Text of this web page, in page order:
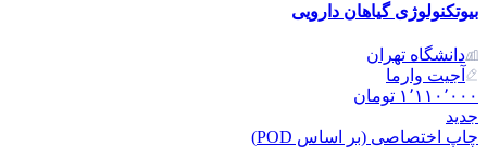
بیوتکنولوژی گیاهان دارویی
دانشگاه تهران
آجیت وارما
۱٬۱۱۰٬۰۰۰ تومان
جدید
چاپ اختصاصی (بر اساس POD)